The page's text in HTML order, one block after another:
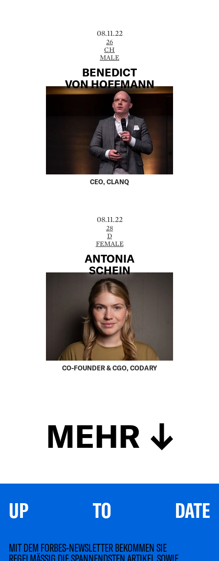
08.11.22
26
CH
MALE
BENEDICT
VON HOFFMANN
CEO, CLANQ
08.11.22
28
D
FEMALE
ANTONIA
SCHEIN
CO-FOUNDER & CGO, CODARY
MEHR
UP TO DATE
MIT DEM FORBES-NEWSLETTER BEKOMMEN SIE